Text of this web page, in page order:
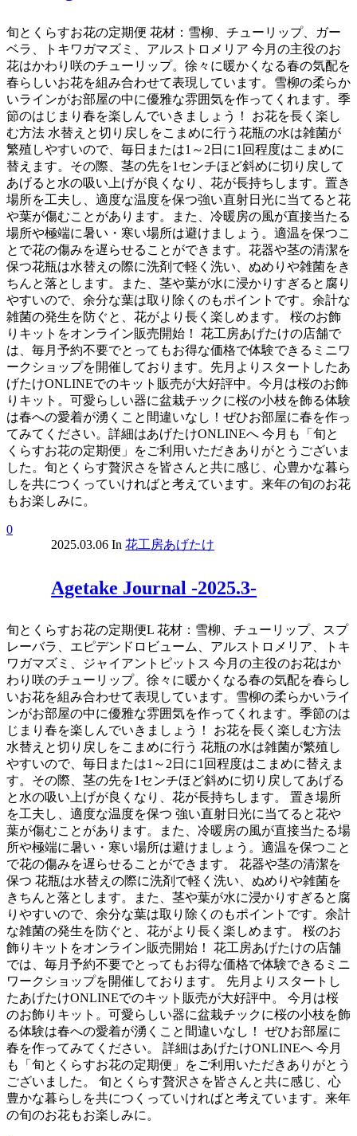
旬とくらすお花の定期便 花材：雪柳、チューリップ、ガー
ベラ、トキワガマズミ、アルストロメリア 今月の主役のお
花はかわり咲のチューリップ。徐々に暖かくなる春の気配を
春らしいお花を組み合わせて表現しています。雪柳の柔らか
いラインがお部屋の中に優雅な雰囲気を作ってくれます。季
節のはじまり春を楽しんでいきましょう！ お花を長く楽し
む方法 水替えと切り戻しをこまめに行う花瓶の水は雑菌が
繁殖しやすいので、毎日または1～2日に1回程度はこまめに
替えます。その際、茎の先を1センチほど斜めに切り戻して
あげると水の吸い上げが良くなり、花が長持ちします。置き
場所を工夫し、適度な温度を保つ強い直射日光に当てると花
や葉が傷むことがあります。また、冷暖房の風が直接当たる
場所や極端に暑い・寒い場所は避けましょう。適温を保つこ
とで花の傷みを遅らせることができます。花器や茎の清潔を
保つ花瓶は水替えの際に洗剤で軽く洗い、ぬめりや雑菌をき
ちんと落とします。また、茎や葉が水に浸かりすぎると腐り
やすいので、余分な葉は取り除くのもポイントです。余計な
雑菌の発生を防ぐと、花がより長く楽しめます。 桜のお飾
りキットをオンライン販売開始！ 花工房あげたけの店舗で
は、毎月予約不要でとってもお得な価格で体験できるミニワ
ークショップを開催しております。先月よりスタートしたあ
げたけONLINEでのキット販売が大好評中。今月は桜のお飾
りキット。可愛らしい器に盆栽チックに桜の小枝を飾る体験
は春への愛着が湧くこと間違いなし！ぜひお部屋に春を作っ
てみてください。詳細はあげたけONLINEへ 今月も「旬と
くらすお花の定期便」をご利用いただきありがとうございま
した。旬とくらす贅沢さを皆さんと共に感じ、心豊かな暮ら
しを共につくっていければと考えています。来年の旬のお花
もお楽しみに。
0
2025.03.06 In 花工房あげたけ
Agetake Journal -2025.3-
旬とくらすお花の定期便L 花材：雪柳、チューリップ、スプ
レーバラ、エピデンドロビューム、アルストロメリア、トキ
ワガマズミ、ジャイアントピットス 今月の主役のお花はか
わり咲のチューリップ。徐々に暖かくなる春の気配を春らし
いお花を組み合わせて表現しています。雪柳の柔らかいライ
ンがお部屋の中に優雅な雰囲気を作ってくれます。季節のは
じまり春を楽しんでいきましょう！ お花を長く楽しむ方法
水替えと切り戻しをこまめに行う 花瓶の水は雑菌が繁殖し
やすいので、毎日または1～2日に1回程度はこまめに替えま
す。その際、茎の先を1センチほど斜めに切り戻してあげる
と水の吸い上げが良くなり、花が長持ちします。 置き場所
を工夫し、適度な温度を保つ 強い直射日光に当てると花や
葉が傷むことがあります。また、冷暖房の風が直接当たる場
所や極端に暑い・寒い場所は避けましょう。適温を保つこと
で花の傷みを遅らせることができます。 花器や茎の清潔を
保つ 花瓶は水替えの際に洗剤で軽く洗い、ぬめりや雑菌を
きちんと落とします。また、茎や葉が水に浸かりすぎると腐
りやすいので、余分な葉は取り除くのもポイントです。余計
な雑菌の発生を防ぐと、花がより長く楽しめます。 桜のお
飾りキットをオンライン販売開始！ 花工房あげたけの店舗
では、毎月予約不要でとってもお得な価格で体験できるミニ
ワークショップを開催しております。 先月よりスタートし
たあげたけONLINEでのキット販売が大好評中。 今月は桜
のお飾りキット。可愛らしい器に盆栽チックに桜の小枝を飾
る体験は春への愛着が湧くこと間違いなし！ ぜひお部屋に
春を作ってみてください。 詳細はあげたけONLINEへ 今月
も「旬とくらすお花の定期便」をご利用いただきありがとう
ございました。 旬とくらす贅沢さを皆さんと共に感じ、心
豊かな暮らしを共につくっていければと考えています。来年
の旬のお花もお楽しみに。